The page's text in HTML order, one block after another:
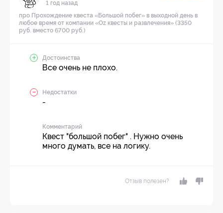
1 год назад
про Прохождение квеста «Большой побег» в выходной день в
любое время от компании «Oz квесты и развлечения» (3350
руб. вместо 6700 руб.)
Достоинства
Все очень не плохо.
Недостатки
-
Комментарий
Квест "большой побег" . Нужно очень
много думать, все на логику.
Отзыв полезен?